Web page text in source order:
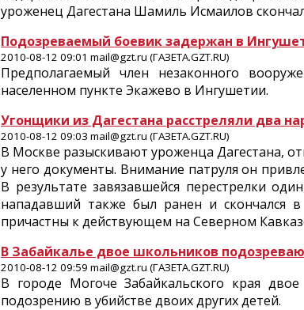
уроженец Дагестана Шамиль Исмаилов
Подозреваемый боевик задержан в
2010-08-12 09:01 mail@gzt.ru (ГАЗЕТА.GZT.RU)
Предполагаемый член незаконного
населенном пункте Экажево в Ингушетии.
Угонщики из Дагестана расстреляли два
2010-08-12 09:03 mail@gzt.ru (ГАЗЕТА.GZT.RU)
В Москве разыскивают уроженца Дагестана,
у него документы. Внимание патруля он
В результате завязавшейся перестрелки
нападавший также был ранен и скончался
причастны к действующем на Северном
В Забайкалье двое школьников
2010-08-12 09:59 mail@gzt.ru (ГАЗЕТА.GZT.RU)
В городе Могоче Забайкальского края
подозрению в убийстве двоих других детей.